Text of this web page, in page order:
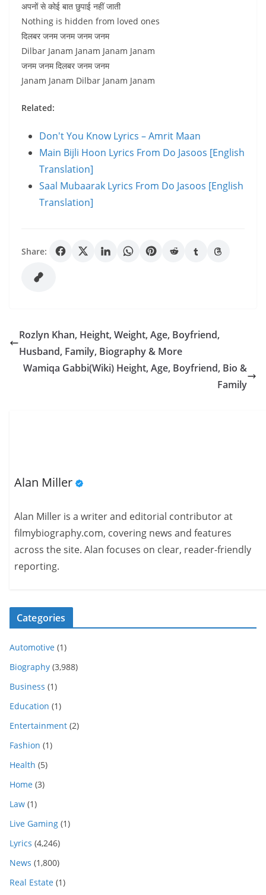
अपनों से कोई बात छुपाई नहीं जाती
Nothing is hidden from loved ones
दिलबर जनम जनम जनम जनम
Dilbar Janam Janam Janam Janam
जनम जनम दिलबर जनम जनम
Janam Janam Dilbar Janam Janam
Related:
Don't You Know Lyrics – Amrit Maan
Main Bijli Hoon Lyrics From Do Jasoos [English
Translation]
Saal Mubaarak Lyrics From Do Jasoos [English
Translation]
Share:
Rozlyn Khan, Height, Weight, Age, Boyfriend,
Husband, Family, Biography & More
Wamiqa Gabbi(Wiki) Height, Age, Boyfriend, Bio &
Family
Alan Miller
Alan Miller is a writer and editorial contributor at
filmybiography.com, covering news and features
across the site. Alan focuses on clear, reader-friendly
reporting.
Categories
Automotive (1)
Biography (3,988)
Business (1)
Education (1)
Entertainment (2)
Fashion (1)
Health (5)
Home (3)
Law (1)
Live Gaming (1)
Lyrics (4,246)
News (1,800)
Real Estate (1)